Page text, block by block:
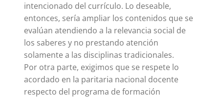
intencionado del currículo. Lo deseable,
entonces, sería ampliar los contenidos que se
evalúan atendiendo a la relevancia social de
los saberes y no prestando atención
solamente a las disciplinas tradicionales.
Por otra parte, exigimos que se respete lo
acordado en la paritaria nacional docente
respecto del programa de formación